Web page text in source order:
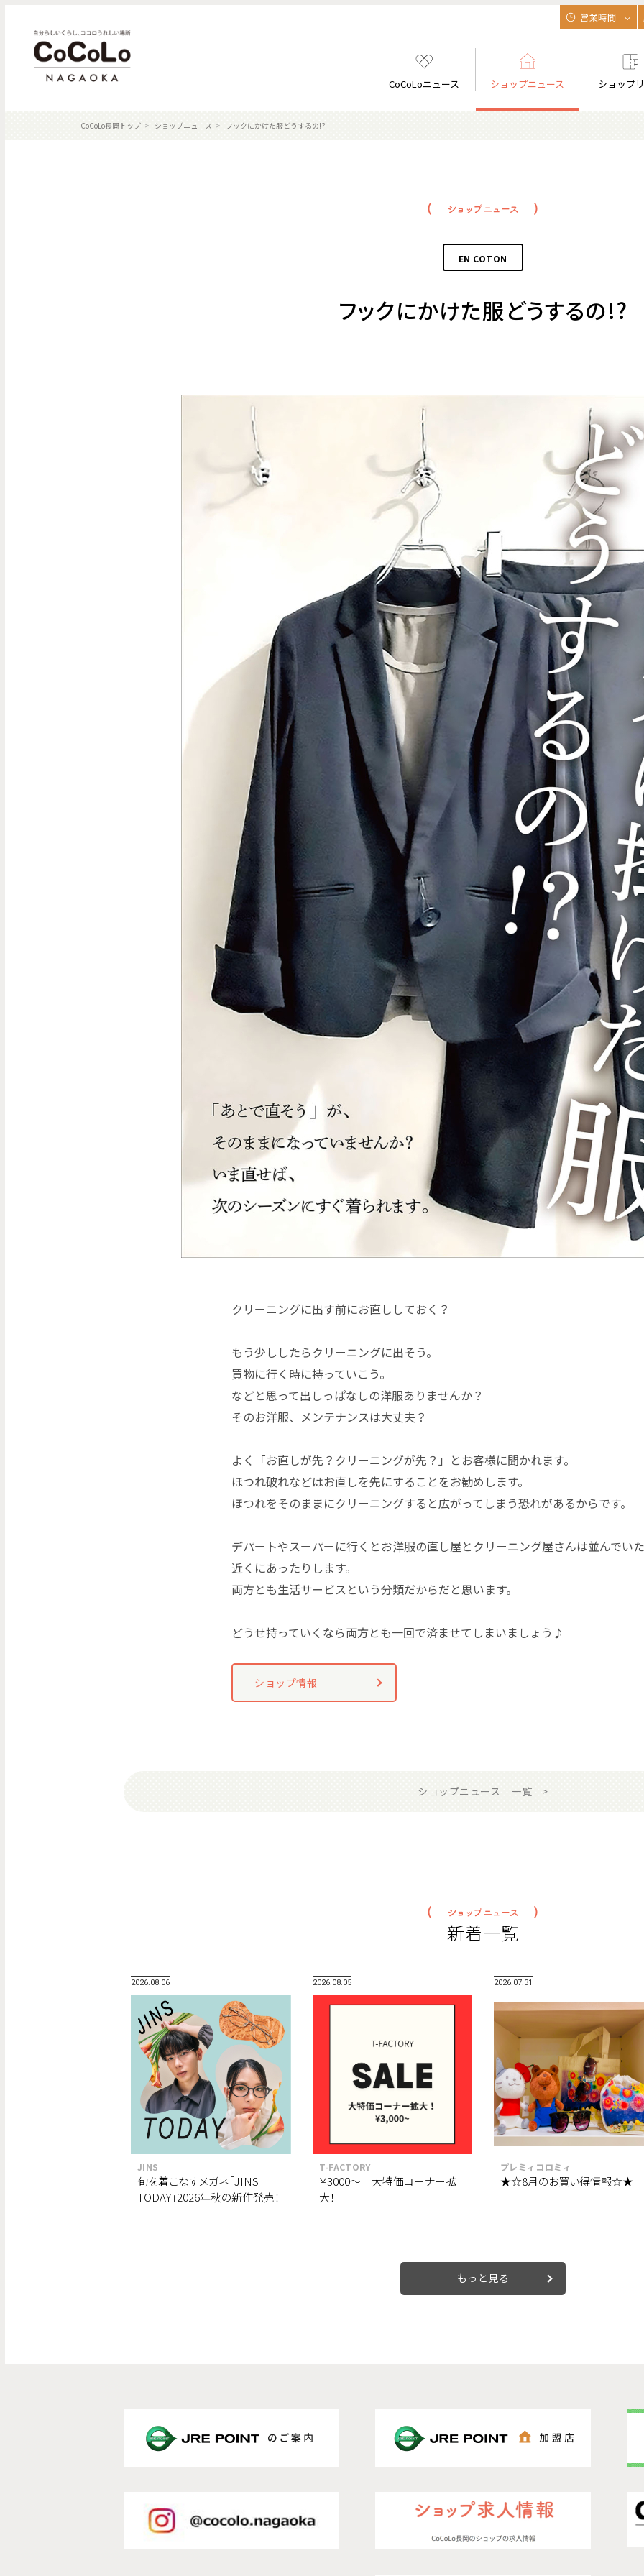
CoCoLoニュース ショップニュース ショップ
営業時間
CoCoLo長岡トップ ショップニュース フックにかけた服どうするの!?
EN COTON
フックにかけた服どうするの!?
クリーニングに出す前にお直ししておく？
もう少ししたらクリーニングに出そう。
買物に行く時に持っていこう。
などと思って出しっぱなしの洋服ありませんか？
そのお洋服、メンテナンスは大丈夫？
よく「お直しが先？クリーニングが先？」とお客様に聞かれます。
ほつれ破れなどはお直しを先にすることをお勧めします。
ほつれをそのままにクリーニングすると広がってしまう恐れがあるからです。
デパートやスーパーに行くとお洋服の直し屋とクリーニング屋さんは並んでい
近くにあったりします。
両方とも生活サービスという分類だからだと思います。
どうせ持っていくなら両方とも一回で済ませてしまいましょう♪
ショップ情報
ショップニュース 一覧
新着一覧
2026.08.06
JINS
旬を着こなすメガネ「JINS
TODAY」2026年秋の新作発売！
2026.08.05
T-FACTORY
￥3000～ 大特価コーナー拡
大！
2026.07.31
プレミィコロミィ
★☆8月のお買い得情報☆★
もっと見る